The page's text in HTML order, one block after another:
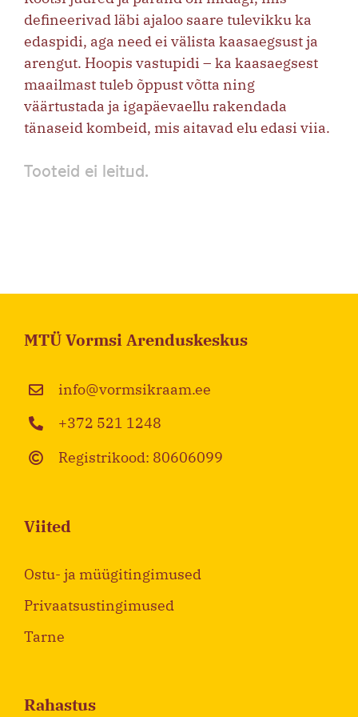
defineerivad läbi ajaloo saare tulevikku ka
edaspidi, aga need ei välista kaasaegsust ja
arengut. Hoopis vastupidi – ka kaasaegsest
maailmast tuleb õppust võtta ning
väärtustada ja igapäevaellu rakendada
tänaseid kombeid, mis aitavad elu edasi viia.
Tooteid ei leitud.
MTÜ Vormsi Arenduskeskus
info@vormsikraam.ee
+372 521 1248
Registrikood: 80606099
Viited
Ostu- ja müügitingimused
Privaatsustingimused
Tarne
Rahastus